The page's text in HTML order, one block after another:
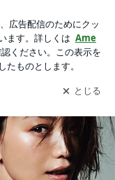
を受け取りまし
開く